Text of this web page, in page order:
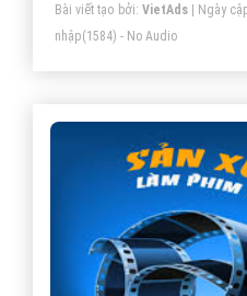
Bài viết tạo bởi: VietAds| Ngày
nhập(1584) - No Audio